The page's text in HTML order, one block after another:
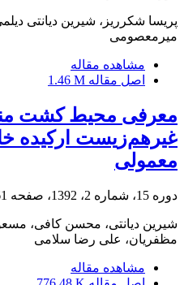
پریسا شکرریز، شیرین دیانتی
میرمعصومی
مشاهده مقاله
اصل مقاله 1.46 M
معرفی محیط کشت
غیرهم‌زیست ارکیده
معمولی
دوره 15، شماره 2، 1392، صفحه
شیرین دیانتی، محسن کافی،
مظفریان، علی رضا سلامی
مشاهده مقاله